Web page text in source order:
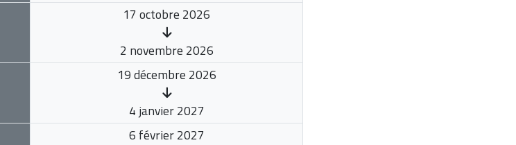
17 octobre 2026
2 novembre 2026
19 décembre 2026
4 janvier 2027
6 février 2027